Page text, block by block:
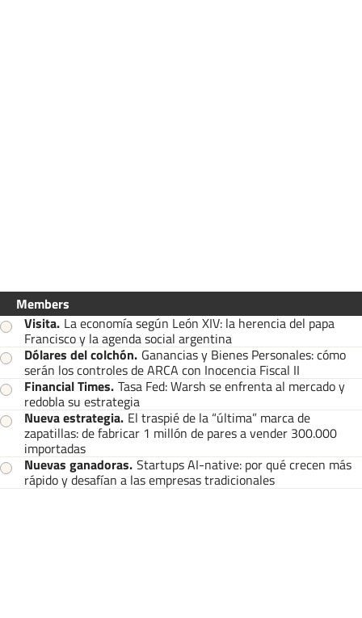
Members
Visita. La economía según León XIV: la herencia del papa
Francisco y la agenda social argentina
Dólares del colchón. Ganancias y Bienes Personales: cómo
serán los controles de ARCA con Inocencia Fiscal II
Financial Times. Tasa Fed: Warsh se enfrenta al mercado y
redobla su estrategia
Nueva estrategia. El traspié de la “última” marca de
zapatillas: de fabricar 1 millón de pares a vender 300.000
importadas
Nuevas ganadoras. Startups AI-native: por qué crecen más
rápido y desafían a las empresas tradicionales